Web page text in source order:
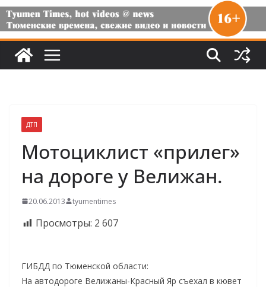
ДТП
Мотоциклист «прилег»
на дороге у Велижан.
20.06.2013 tyumentimes
Просмотры: 2 607
ГИБДД по Тюменской области:
На автодороге Велижаны-Красный Яр съехал в кювет